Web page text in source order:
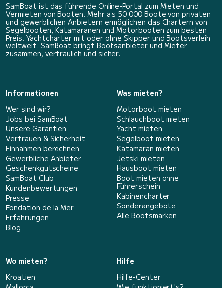
SamBoat ist das führende Online-Portal zum Mieten und
Vermieten von Booten. Mehr als 50 000 Boote von privaten
und gewerblichen Anbietern ermöglichen das Chartern von
Segelbooten, Katamaranen und Motorbooten zum besten
Preis. Yachtcharter mit oder ohne Skipper und Bootsverleih
weltweit. SamBoat bringt Bootsanbieter und Mieter
zusammen, vertraulich und sicher.
Informationen
Wer sind wir?
Jobs bei SamBoat
Unsere Garantien
Vertrauen & Sicherheit
Einnahmen berechnen
Gewerbliche Anbieter
Geschenkgutscheine
SamBoat Club
Kundenbewertungen
Presse
Fondation de la Mer
Erfahrungen
Blog
Was mieten?
Motorboot mieten
Schlauchboot mieten
Yacht mieten
Segelboot mieten
Katamaran mieten
Jetski mieten
Hausboot mieten
Boot mieten ohne
Führerschein
Kabinencharter
Sonderangebote
Alle Bootsmarken
Wo mieten?
Kroatien
Hilfe
Hilfe-Center